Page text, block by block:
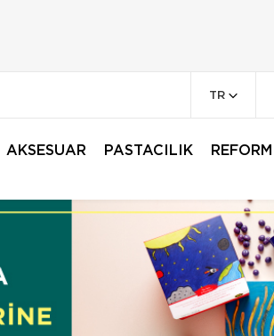
TR
AKSESUAR PASTACILIK REFORM